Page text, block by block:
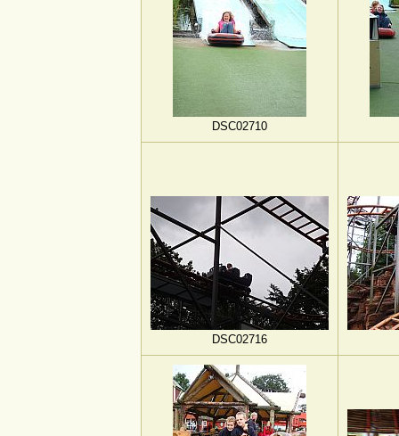
DSC02710
DSC02716